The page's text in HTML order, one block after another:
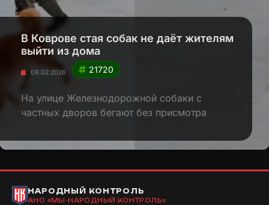
В Коврове стая собак не даёт жителям
выйти из дома
09.02.2026 21720
На улице Железнодорожной собаки с
частных дворов бегают без присмотра
НАРОДНЫЙ КОНТРОЛЬ
АНО «МЫ-НАРОДНЫЙ КОНТРОЛЬ»